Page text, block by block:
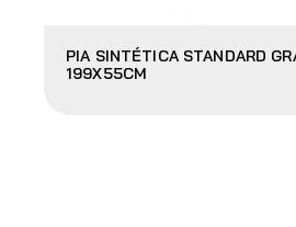
PIA SINTÉTICA STANDARD
199X55CM